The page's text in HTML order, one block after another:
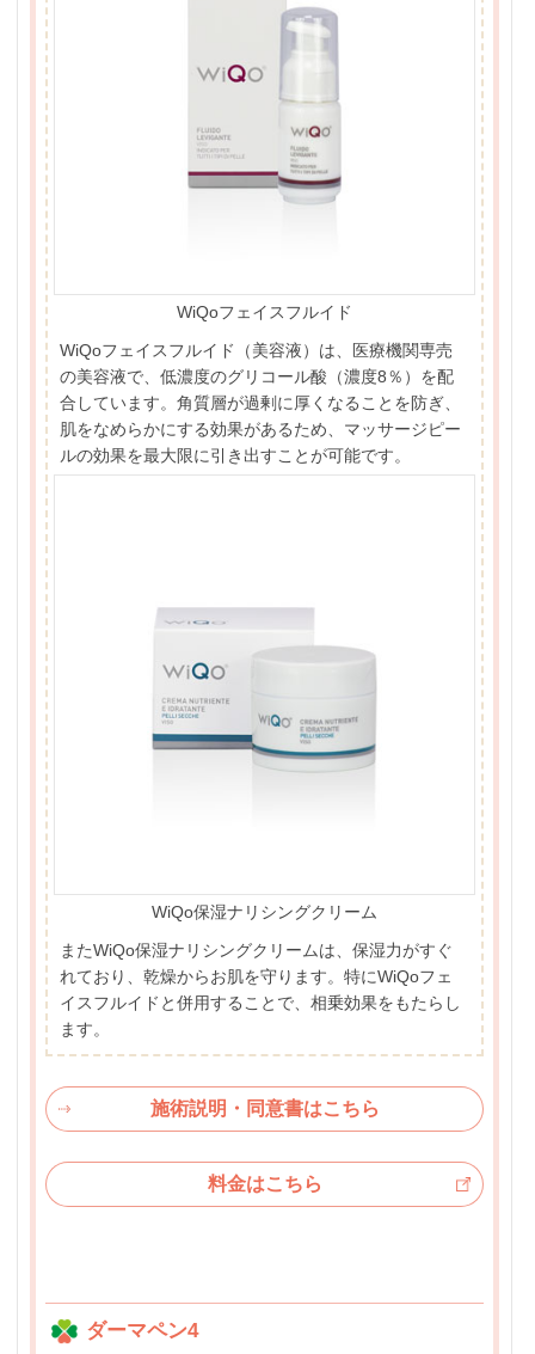
WiQoフェイスフルイド
WiQoフェイスフルイド（美容液）は、医療機関専売
の美容液で、低濃度のグリコール酸（濃度8％）を配
合しています。角質層が過剰に厚くなることを防ぎ、
肌をなめらかにする効果があるため、マッサージピー
ルの効果を最大限に引き出すことが可能です。
WiQo保湿ナリシングクリーム
またWiQo保湿ナリシングクリームは、保湿力がすぐ
れており、乾燥からお肌を守ります。特にWiQoフェ
イスフルイドと併用することで、相乗効果をもたらし
ます。
施術説明・同意書はこちら
料金はこちら
ダーマペン4